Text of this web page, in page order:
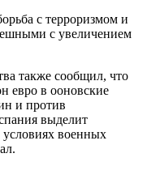
с терроризмом и
с увеличением
также сообщил, что
евро в ооновские
и против
выделит
военных